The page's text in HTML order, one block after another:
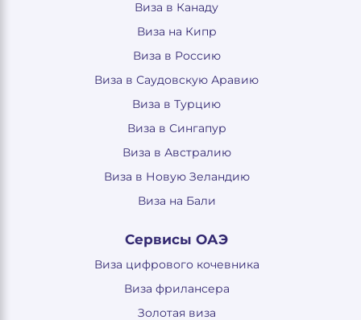
Виза в Канаду
Виза на Кипр
Виза в Россию
Виза в Саудовскую Аравию
Виза в Турцию
Виза в Сингапур
Виза в Австралию
Виза в Новую Зеландию
Виза на Бали
Сервисы ОАЭ
Виза цифрового кочевника
Виза фрилансера
Золотая виза